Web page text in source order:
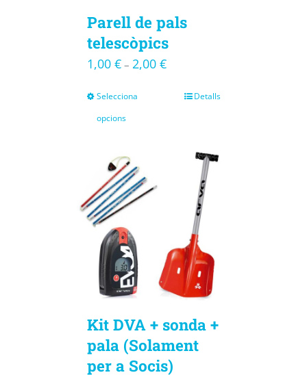
Parell de pals
telescòpics
1,00 €– 2,00 €
Selecciona
opcions
Detalls
Kit DVA + sonda +
pala (Solament
per a Socis)